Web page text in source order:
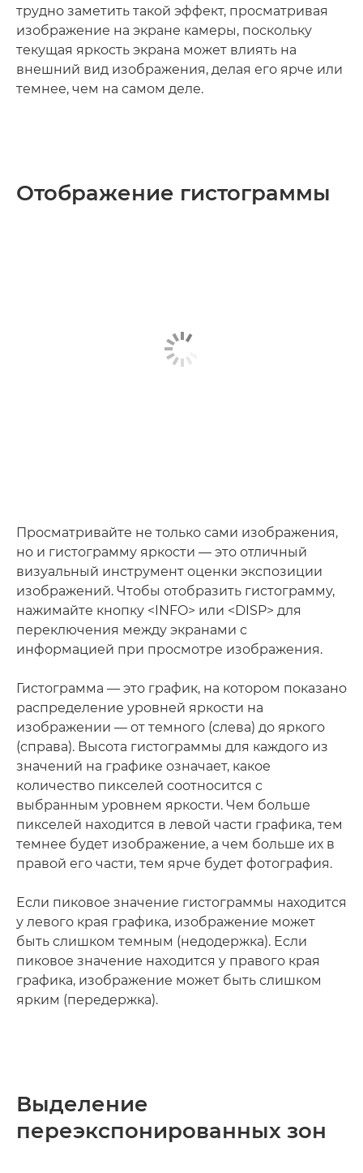
трудно заметить такой эффект, просматривая
изображение на экране камеры, поскольку
текущая яркость экрана может влиять на
внешний вид изображения, делая его ярче или
темнее, чем на самом деле.
Отображение гистограммы
Просматривайте не только сами изображения,
но и гистограмму яркости — это отличный
визуальный инструмент оценки экспозиции
изображений. Чтобы отобразить гистограмму,
нажимайте кнопку <INFO> или <DISP> для
переключения между экранами с
информацией при просмотре изображения.
Гистограмма — это график, на котором показано
распределение уровней яркости на
изображении — от темного (слева) до яркого
(справа). Высота гистограммы для каждого из
значений на графике означает, какое
количество пикселей соотносится с
выбранным уровнем яркости. Чем больше
пикселей находится в левой части графика, тем
темнее будет изображение, а чем больше их в
правой его части, тем ярче будет фотография.
Если пиковое значение гистограммы находится
у левого края графика, изображение может
быть слишком темным (недодержка). Если
пиковое значение находится у правого края
графика, изображение может быть слишком
ярким (передержка).
Выделение
переэкспонированных зон